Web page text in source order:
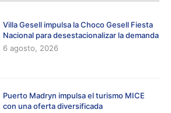
Villa Gesell impulsa la Choco Gesell Fiesta
Nacional para desestacionalizar la demanda
6 agosto, 2026
Puerto Madryn impulsa el turismo MICE
con una oferta diversificada